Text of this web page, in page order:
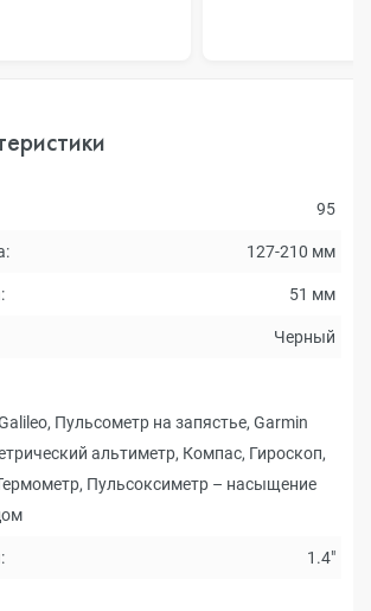
95
127-210 мм
51 мм
Черный
Пульсометр на запястье, Garmin
альтиметр, Компас, Гироскоп,
Пульсоксиметр – насыщение
1.4"